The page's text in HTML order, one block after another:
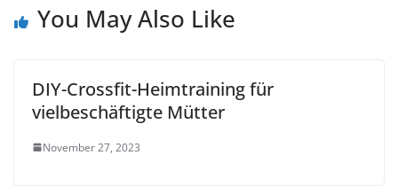
You May Also Like
DIY-Crossfit-Heimtraining für
vielbeschäftigte Mütter
November 27, 2023